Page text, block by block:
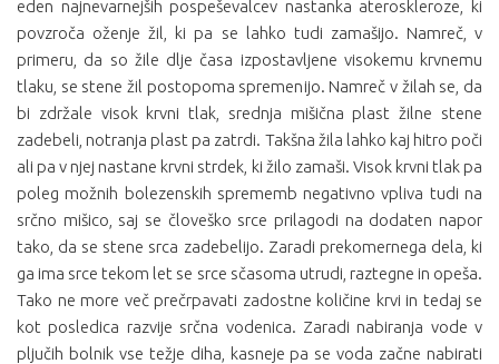
eden najnevarnejših pospeševalcev nastanka ateroskleroze, ki
povzroča oženje žil, ki pa se lahko tudi zamašijo. Namreč, v
primeru, da so žile dlje časa izpostavljene visokemu krvnemu
tlaku, se stene žil postopoma spremenijo. Namreč v žilah se, da
bi zdržale visok krvni tlak, srednja mišična plast žilne stene
zadebeli, notranja plast pa zatrdi. Takšna žila lahko kaj hitro poči
ali pa v njej nastane krvni strdek, ki žilo zamaši. Visok krvni tlak pa
poleg možnih bolezenskih sprememb negativno vpliva tudi na
srčno mišico, saj se človeško srce prilagodi na dodaten napor
tako, da se stene srca zadebelijo. Zaradi prekomernega dela, ki
ga ima srce tekom let se srce sčasoma utrudi, raztegne in opeša.
Tako ne more več prečrpavati zadostne količine krvi in tedaj se
kot posledica razvije srčna vodenica. Zaradi nabiranja vode v
pljučih bolnik vse težje diha, kasneje pa se voda začne nabirati